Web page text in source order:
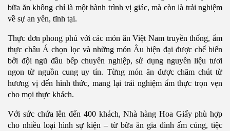
bữa ăn không chỉ là một hành trình vị giác, mà còn là trải nghiệm
về sự an yên, tĩnh tại.
Thực đơn phong phú với các món ăn Việt Nam truyền thống, ẩm
thực châu Á chọn lọc và những món Âu hiện đại được chế biến
bởi đội ngũ đầu bếp chuyên nghiệp, sử dụng nguyên liệu tươi
ngon từ nguồn cung uy tín. Từng món ăn được chăm chút từ
hương vị đến hình thức, mang lại trải nghiệm ẩm thực trọn vẹn
cho mọi thực khách.
Với sức chứa lên đến 400 khách, Nhà hàng Hoa Giấy phù hợp
cho nhiều loại hình sự kiện – từ bữa ăn gia đình ấm cúng, tiệc